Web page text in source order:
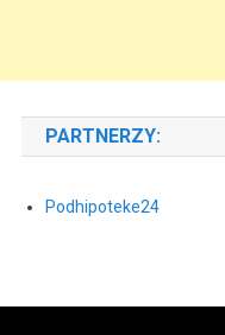
PARTNERZY:
Podhipoteke24